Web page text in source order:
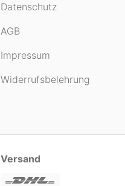
Datenschutz
AGB
Impressum
Widerrufsbelehrung
Versand